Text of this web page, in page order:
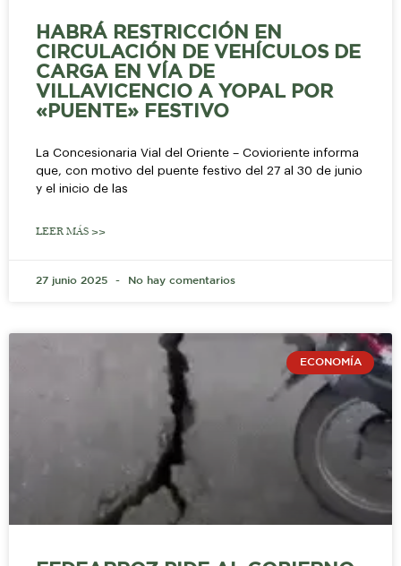
HABRÁ RESTRICCIÓN EN
CIRCULACIÓN DE VEHÍCULOS DE
CARGA EN VÍA DE
VILLAVICENCIO A YOPAL POR
«PUENTE» FESTIVO
La Concesionaria Vial del Oriente – Covioriente informa
que, con motivo del puente festivo del 27 al 30 de junio
y el inicio de las
LEER MÁS >>
27 junio 2025 No hay comentarios
ECONOMÍA